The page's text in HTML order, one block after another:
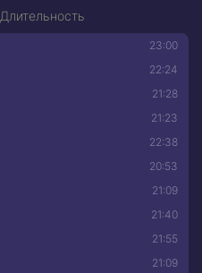
Длительность
23:00
22:24
21:28
21:23
22:38
20:53
21:09
21:40
21:55
21:09